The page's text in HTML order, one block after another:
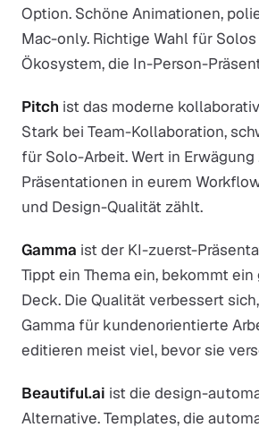
Option. Schöne Animationen,
Mac-only. Richtige Wahl für
Ökosystem, die In-Person-
Pitch ist das moderne
Stark bei Team-Kollaboration,
für Solo-Arbeit. Wert in
Präsentationen in eurem
und Design-Qualität zählt.
Gamma ist der KI-zuerst-
Tippt ein Thema ein, bekommt
Deck. Die Qualität verbessert
Gamma für kundenorientierte
editieren meist viel, bevor sie
Beautiful.ai ist die design-
Alternative. Templates, die